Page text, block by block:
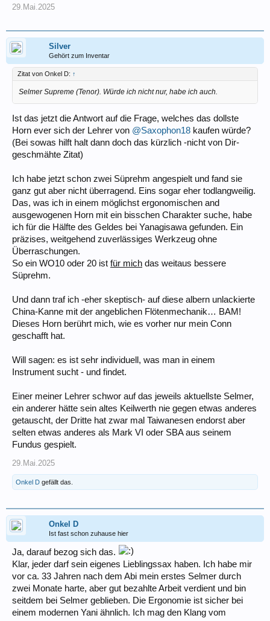
29.Mai.2025
Silver
Gehört zum Inventar
Zitat von Onkel D: ↑
Selmer Supreme (Tenor). Würde ich nicht nur, habe ich auch.
Ist das jetzt die Antwort auf die Frage, welches das dollste
Horn ever sich der Lehrer von @Saxophon18 kaufen würde?
(Bei sowas hilft halt dann doch das kürzlich -nicht von Dir-
geschmähte Zitat)
Ich habe jetzt schon zwei Süprehm angespielt und fand sie
ganz gut aber nicht überragend. Eins sogar eher todlangweilig.
Das, was ich in einem möglichst ergonomischen and
ausgewogenen Horn mit ein bisschen Charakter suche, habe
ich für die Hälfte des Geldes bei Yanagisawa gefunden. Ein
präzises, weitgehend zuverlässiges Werkzeug ohne
Überraschungen.
So ein WO10 oder 20 ist für mich das weitaus bessere
Süprehm.
Und dann traf ich -eher skeptisch- auf diese albern unlackierte
China-Kanne mit der angeblichen Flötenmechanik… BAM!
Dieses Horn berührt mich, wie es vorher nur mein Conn
geschafft hat.
Will sagen: es ist sehr individuell, was man in einem
Instrument sucht - und findet.
Einer meiner Lehrer schwor auf das jeweils aktuellste Selmer,
ein anderer hätte sein altes Keilwerth nie gegen etwas anderes
getauscht, der Dritte hat zwar mal Taiwanesen endorst aber
selten etwas anderes als Mark VI oder SBA aus seinem
Fundus gespielt.
29.Mai.2025
Onkel D gefällt das.
Onkel D
Ist fast schon zuhause hier
Ja, darauf bezog sich das.
Klar, jeder darf sein eigenes Lieblingssax haben. Ich habe mir
vor ca. 33 Jahren nach dem Abi mein erstes Selmer durch
zwei Monate harte, aber gut bezahlte Arbeit verdient und bin
seitdem bei Selmer geblieben. Die Ergonomie ist sicher bei
einem modernen Yani ähnlich. Ich mag den Klang vom